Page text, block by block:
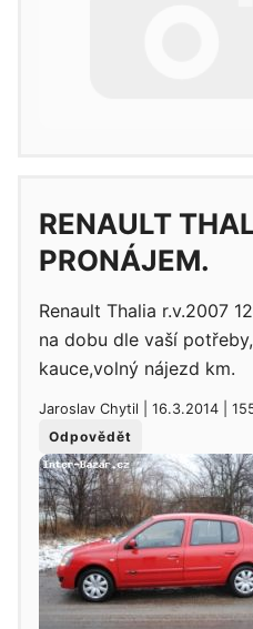
RENAULT
PRONÁJEM.
Renault Thalia r.v.2007
na dobu dle vaší
kauce,volný nájezd km.
Jaroslav Chytil | 16.3.2014 |
Odpovědět